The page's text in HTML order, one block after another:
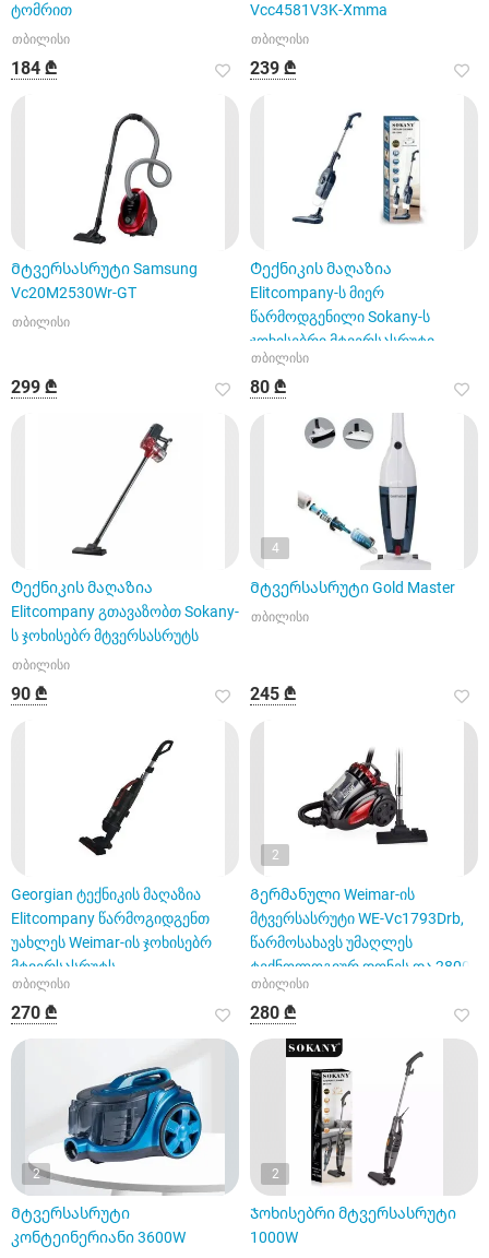
ტომრით
თბილისი
184 ₾
Vcc4581V3K-Xmma
თბილისი
239 ₾
Მტვერსასრუტი Samsung
Vc20M2530Wr-GT
თბილისი
299 ₾
Ტექნიკის მაღაზია
Elitcompany-ს მიერ
წარმოდგენილი Sokany-ს
ჯოხისებრი მტვერსასრუტი
(ელექტრო ცოცხი) მოდ
თბილისი
80 ₾
Ტექნიკის მაღაზია
Elitcompany გთავაზობთ Sokany-
ს ჯოხისებრ მტვერსასრუტს
თბილისი
90 ₾
4
Მტვერსასრუტი Gold Master
თბილისი
245 ₾
Georgian ტექნიკის მაღაზია
Elitcompany წარმოგიდგენთ
უახლეს Weimar-ის ჯოხისებრ
მტვერსასრუტს
თბილისი
270 ₾
2
Გერმანული Weimar-ის
მტვერსასრუტი WE-Vc1793Drb,
წარმოსახავს უმაღლეს
ტექნოლოგიურ დონეს და 2800
ვატიანი
თბილისი
280 ₾
2
Მტვერსასრუტი
კონტეინერიანი 3600W
2
Ჯოხისებრი მტვერსასრუტი
1000W